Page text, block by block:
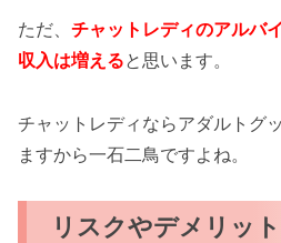
ただ、 チャットレディのアルバ
収入は増えると思います。
チャットレディならアダルトグ
ますから一石二鳥ですよね。
リスクやデメリット